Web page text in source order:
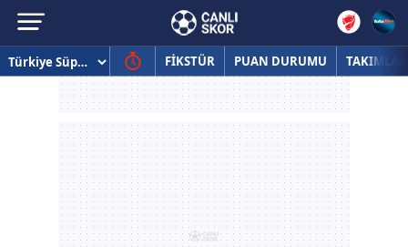
FİKSTÜR PUAN DURUMU TAKIMLAR